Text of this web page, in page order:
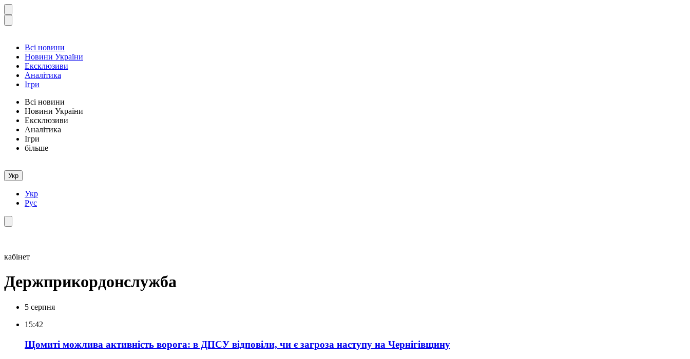
Всі новини
Новини України
Ексклюзиви
Аналітика
Ігри
Всі новини
Новини України
Ексклюзиви
Аналітика
Ігри
більше
Укр
Укр
Рус
кабінет
Держприкордонслужба
5 серпня
15:42
Щомиті можлива активність ворога: в ДПСУ відповіли, чи є загроза наступу на Чернігівщину